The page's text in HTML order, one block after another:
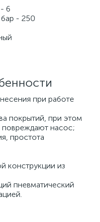
6
- 250
при работе
покрытий, при этом
повреждают насос;
простота
конструкции из
пневматический